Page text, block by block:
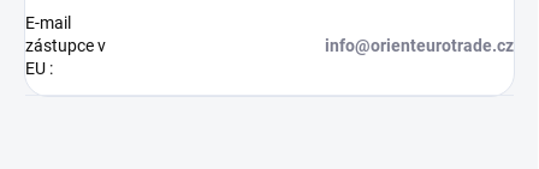
E-mail
zástupce v
EU :
info@orienteurotrade.cz